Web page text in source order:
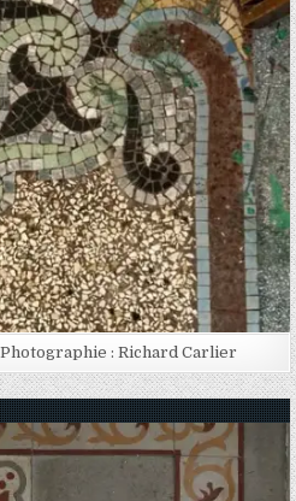
: Richard Carlier